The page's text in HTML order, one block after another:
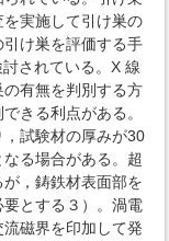
実施して引け巣の
け巣を評価する手
されている。X 線
有無を判別する方
きる利点がある。
試験材の厚みが30
る場合がある。超
，鋳鉄材表面部を
とする３）。渦電
磁界を印加して発